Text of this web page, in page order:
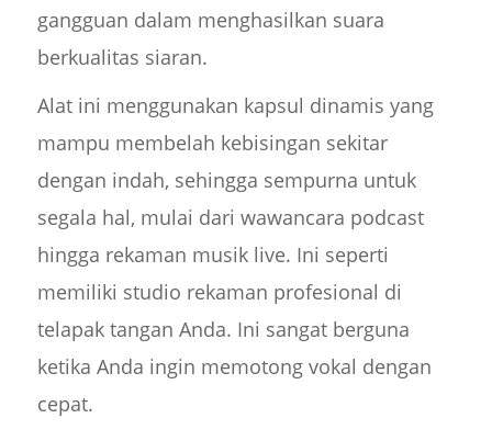
gangguan dalam menghasilkan suara
berkualitas siaran.
Alat ini menggunakan kapsul dinamis yang
mampu membelah kebisingan sekitar
dengan indah, sehingga sempurna untuk
segala hal, mulai dari wawancara podcast
hingga rekaman musik live. Ini seperti
memiliki studio rekaman profesional di
telapak tangan Anda. Ini sangat berguna
ketika Anda ingin memotong vokal dengan
cepat.